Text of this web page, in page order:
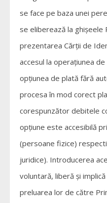
se face pe baza unei
se eliberează la ghișeele
prezentarea Cărții de
accesul la operațiunea
opțiunea de plată fără
procesa în mod corect
corespunzător debitele
opțiune este accesibilă
(persoane fizice)
juridice). Introducerea
voluntară, liberă și
preluarea lor de către